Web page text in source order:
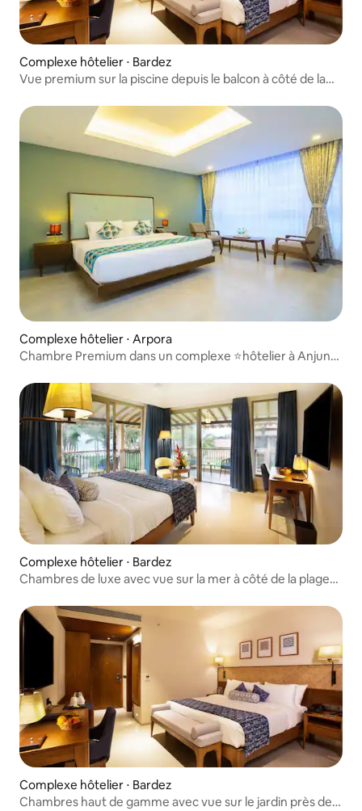
Complexe hôtelier ⋅ Bardez
Vue premium sur la piscine depuis le balcon à côté de la
Complexe hôtelier ⋅ Arpora
Chambre Premium dans un complexe ⭐️hôtelier à Anjuna
Complexe hôtelier ⋅ Bardez
Chambres de luxe avec vue sur la mer à côté de la plage
Complexe hôtelier ⋅ Bardez
Chambres haut de gamme avec vue sur le jardin près de